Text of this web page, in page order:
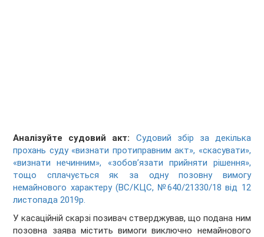
Аналізуйте судовий акт:
Судовий збір за декілька
прохань суду «визнати протиправним акт», «скасувати»,
«визнати нечинним», «зобов’язати прийняти рішення»,
тощо сплачується як за одну позовну вимогу
немайнового характеру (ВС/КЦС, №640/21330/18 від 12
листопада 2019р.
У касаційній скарзі позивач стверджував, що подана ним
позовна заява містить вимоги виключно немайнового